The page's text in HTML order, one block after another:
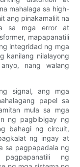
mahalaga sa high-
ang pinakamaliit na
sa mga error at
mapapanatili
integridad ng mga
kanilang nilalayong
nang walang
signal, ang mga
papel sa
mula sa mga
ng pagbibigay ng
bahagi ng circuit,
ng ingay at
sa pagpapadala ng
ng